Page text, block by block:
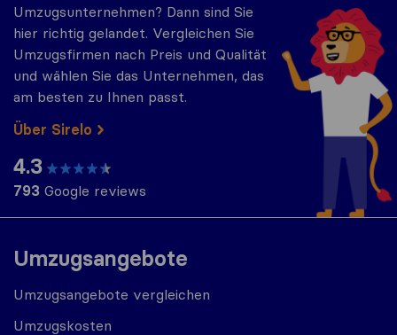
Umzugsangebote
Umzugsangebote vergleichen
Umzugskosten
Umzugsunternehmen? Dann sind Sie
hier richtig gelandet. Vergleichen Sie
Umzugsfirmen nach Preis und Qualität
und wählen Sie das Unternehmen, das
am besten zu Ihnen passt.
Über Sirelo
4.3
793 Google reviews